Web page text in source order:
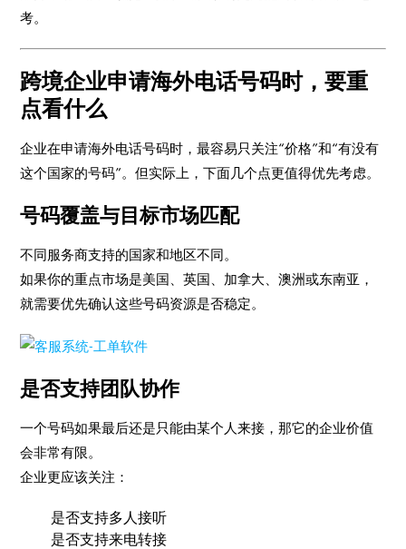
考。
跨境企业申请海外电话号码时，要重
点看什么
企业在申请海外电话号码时，最容易只关注“价格”和“有没有
这个国家的号码”。但实际上，下面几个点更值得优先考虑。
号码覆盖与目标市场匹配
不同服务商支持的国家和地区不同。
如果你的重点市场是美国、英国、加拿大、澳洲或东南亚，
就需要优先确认这些号码资源是否稳定。
是否支持团队协作
一个号码如果最后还是只能由某个人来接，那它的企业价值
会非常有限。
企业更应该关注：
是否支持多人接听
是否支持来电转接